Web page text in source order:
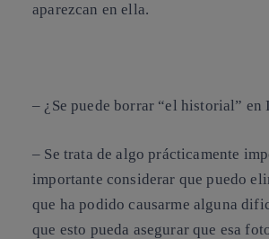
aparezcan en ella.
– ¿Se puede borrar “el historial” en
– Se trata de algo prácticamente
importante considerar que puedo
que ha podido causarme alguna
que esto pueda asegurar que esa